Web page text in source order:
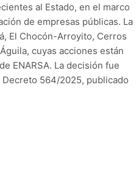
al Estado, en el marco
de empresas públicas. La
El Chocón-Arroyito, Cerros
cuyas acciones están
ENARSA. La decisión fue
564/2025, publicado